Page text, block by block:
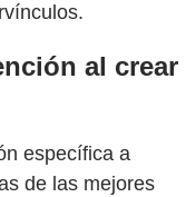
al crear
específica a
de las mejores